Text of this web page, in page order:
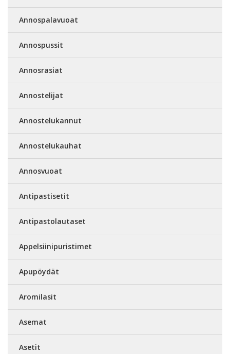
Annospalavuoat
Annospussit
Annosrasiat
Annostelijat
Annostelukannut
Annostelukauhat
Annosvuoat
Antipastisetit
Antipastolautaset
Appelsiinipuristimet
Apupöydät
Aromilasit
Asemat
Asetit